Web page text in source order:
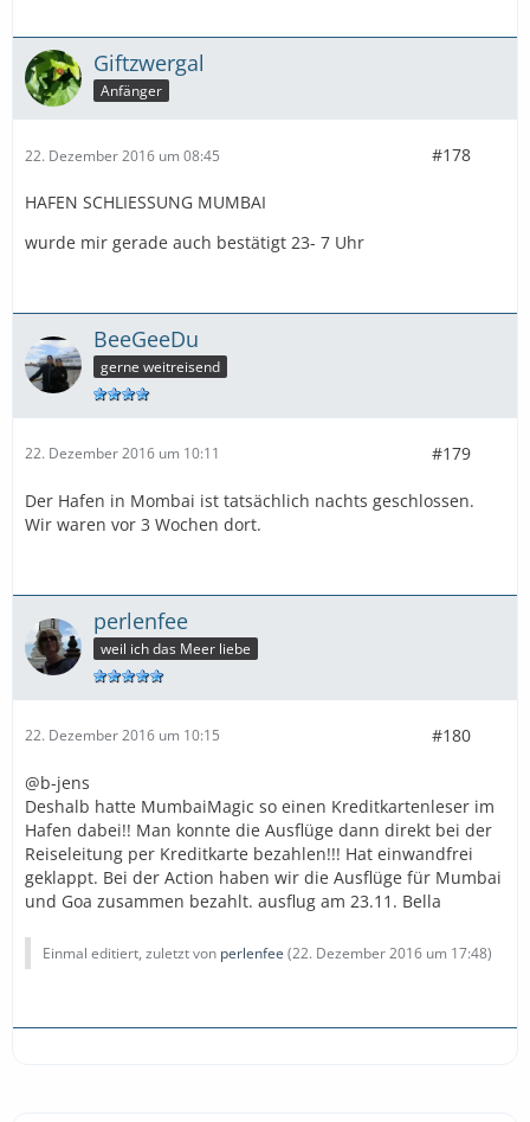
Giftzwergal
Anfänger
22. Dezember 2016 um 08:45 #178
HAFEN SCHLIESSUNG MUMBAI
wurde mir gerade auch bestätigt 23- 7 Uhr
BeeGeeDu
gerne weitreisend
22. Dezember 2016 um 10:11 #179
Der Hafen in Mombai ist tatsächlich nachts geschlossen.
Wir waren vor 3 Wochen dort.
perlenfee
weil ich das Meer liebe
22. Dezember 2016 um 10:15 #180
@b-jens
Deshalb hatte MumbaiMagic so einen Kreditkartenleser im
Hafen dabei!! Man konnte die Ausflüge dann direkt bei der
Reiseleitung per Kreditkarte bezahlen!!! Hat einwandfrei
geklappt. Bei der Action haben wir die Ausflüge für Mumbai
und Goa zusammen bezahlt. ausflug am 23.11. Bella
Einmal editiert, zuletzt von perlenfee (22. Dezember 2016 um 17:48)